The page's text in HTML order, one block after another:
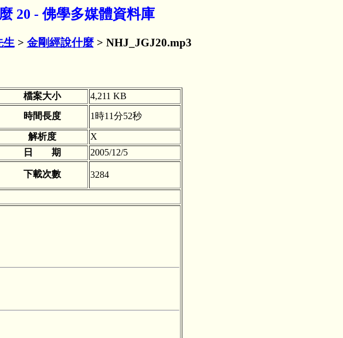
20 - 佛學多媒體資料庫
生 > 金剛經說什麼> NHJ_JGJ20.mp3
檔案大小
4,211 KB
時間長度 1時11分52秒
解析度
X
日 期 2005/12/5
下載次數 3284